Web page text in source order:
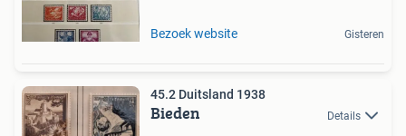
Bezoek website Gisteren
45.2 Duitsland 1938
Bieden Details